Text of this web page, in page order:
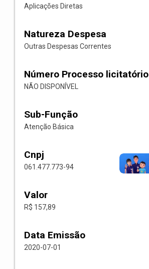
Aplicações Diretas
Natureza Despesa
Outras Despesas Correntes
Número Processo licitatório
NÃO DISPONÍVEL
Sub-Função
Atenção Básica
Cnpj
061.477.773-94
Valor
R$ 157,89
Data Emissão
2020-07-01